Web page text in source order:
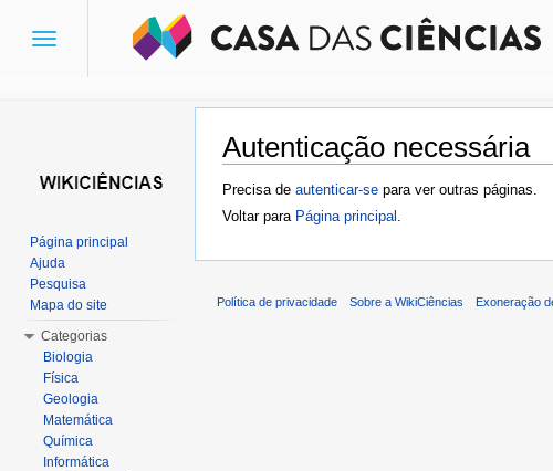
Autenticação necessária
Ir para:navegação,pesquisa
Precisa de autenticar-se para ver outras páginas.
Voltar para Página principal
Toggle
Página principal
Ajuda
Pesquisa
Mapa do site
Categorias
Biologia
Física
Geologia
Matemática
Química
Informática
Política de privacidade Sobre a WikiCiências Exoneração